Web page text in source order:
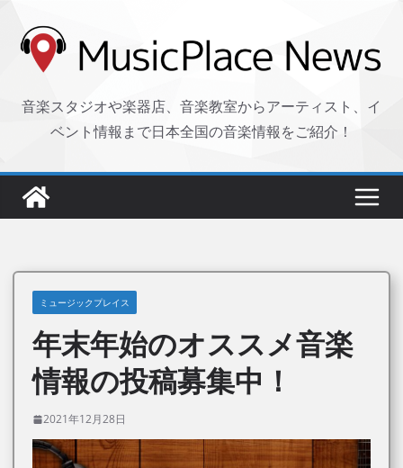
音楽スタジオや楽器店、音楽教室からアーティスト、イ
ベント情報まで日本全国の音楽情報をご紹介！
ミュージックプレイス
年末年始のオススメ音楽
情報の投稿募集中！
2021年12月28日